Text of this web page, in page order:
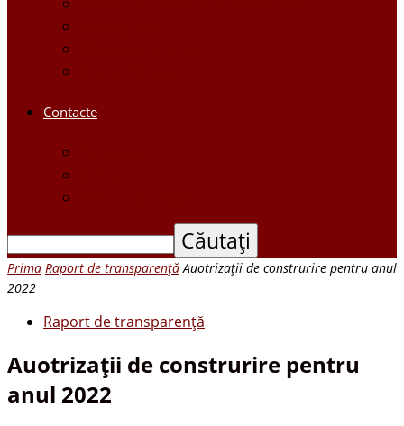
Contacte
Prima Raport de transparenţă Auotrizaţii de construrire pentru anul
2022
Raport de transparenţă
Auotrizaţii de construrire pentru
anul 2022